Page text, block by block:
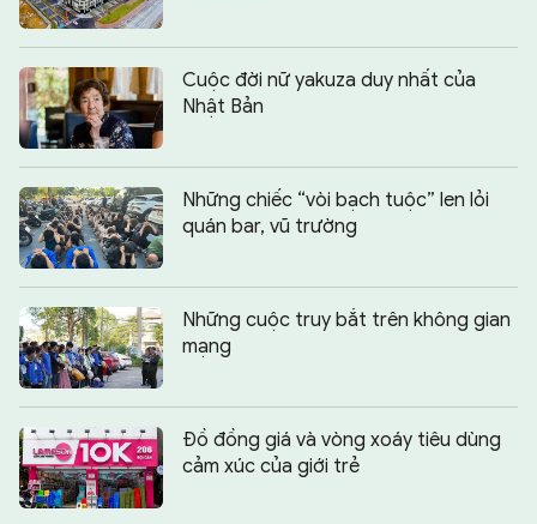
Cuộc đời nữ yakuza duy nhất của
Nhật Bản
Những chiếc “vòi bạch tuộc” len lỏi
quán bar, vũ trường
Những cuộc truy bắt trên không gian
mạng
Đồ đồng giá và vòng xoáy tiêu dùng
cảm xúc của giới trẻ